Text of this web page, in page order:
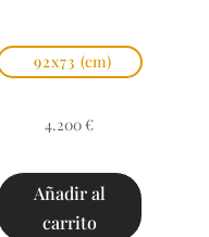
92x73 (cm)
4.200 €
Añadir al
carrito